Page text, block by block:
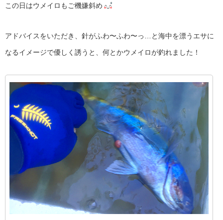
この日はウメイロもご機嫌斜め
アドバイスをいただき、針がふわ〜ふわ〜っ…と海中を漂うエサに
なるイメージで優しく誘うと、何とかウメイロが釣れました！